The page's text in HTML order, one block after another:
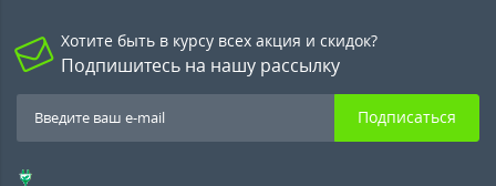
Хотите быть в курсу всех акция и скидок?
Подпишитесь на нашу рассылку
Подписаться